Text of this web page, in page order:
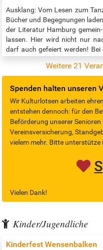
Ausklang: Vom Lesen zum
Bücher und Begegnungen
der Literatur Hamburg
lassen. Hier wird nicht nur
darf auch gefeiert werden! Bei
plaudernd oder einfach
Weitere 21
Spenden halten unseren
Wir Kulturlotsen arbeiten
entstehen dennoch: für den
Beförderung unserer
Vereinsversicherung,
vielem mehr. Bitte unterstütze
Vielen Dank!
Kinder/Jugendliche
Kinderfest Wensenbalken